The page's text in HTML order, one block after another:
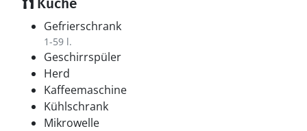
Gefrierschrank
1-59 l.
Geschirrspüler
Herd
Kaffeemaschine
Kühlschrank
Mikrowelle